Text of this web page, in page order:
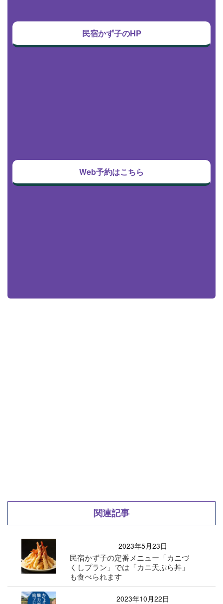
民宿かず子のHP
Web予約はこちら
関連記事
2023年5月23日
民宿かず子の定番メニュー「カニづ
くしプラン」では「カニ天ぷら丼」
も食べられます
2023年10月22日